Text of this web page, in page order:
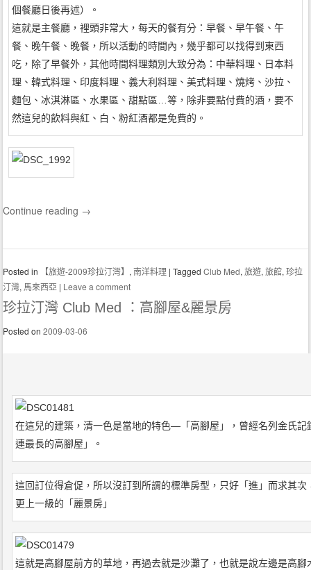
個餐廳日後再述）。
這就是主餐廳，裡頭非常大，每天的餐有分：早餐、早午餐、午
餐、晚午餐、晚餐，所以活動的時間內，幾乎都可以找得到東西
吃，除了早餐外，其他時間料理類別大致分為：中華料理、日本料
理、韓式料理、印度料理、義大利料理、美式料理、燒烤、沙拉、
麵包、冰淇淋區、水果區、甜點區…等，除非要點付費的酒，要不
然這兒的飲料與紅、白、粉紅酒都是免費的。
Continue reading →
Posted in 【旅遊-2009珍拉汀灣】 ,南洋料理 |TaggedClub Med,旅遊,旅館,珍拉
汀灣, 馬來西亞 | Leave a comment
珍拉汀灣 Club Med ：高腳屋&麗景房
Posted on2009-03-06
在這兒的建築，清一色是當地的特色—「高腳屋」，曾經名列金氏記
連最長的高腳屋」。
這回訂位得倉促，所以沒訂到所謂的標準房型，只好「進」而求其次
更上一級的「麗景房」
這就是高腳屋前方的草地，再過去就是沙灘了，也就是說左邊是高腳